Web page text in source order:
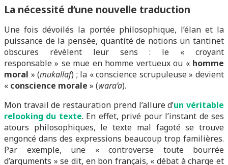
La nécessité d’une nouvelle traduction
Une fois dévoilés la portée philosophique, l’élan et la
puissance de la pensée, quantité de notions un tantinet
obscures révèlent leur sens : le « croyant
responsable » se mue en homme vertueux ou « homme
moral » (mukallaf) ; la « conscience scrupuleuse » devient
« conscience morale » (wara’a).
Mon travail de restauration prend l’allure d’un véritable
relooking du texte. En effet, privé pour l’instant de ses
atours philosophiques, le texte mal fagoté se trouve
engoncé dans des expressions beaucoup trop familières.
Par exemple, une « controverse toute bourrée
d’arguments » se dit, en bon français, « débat à charge et